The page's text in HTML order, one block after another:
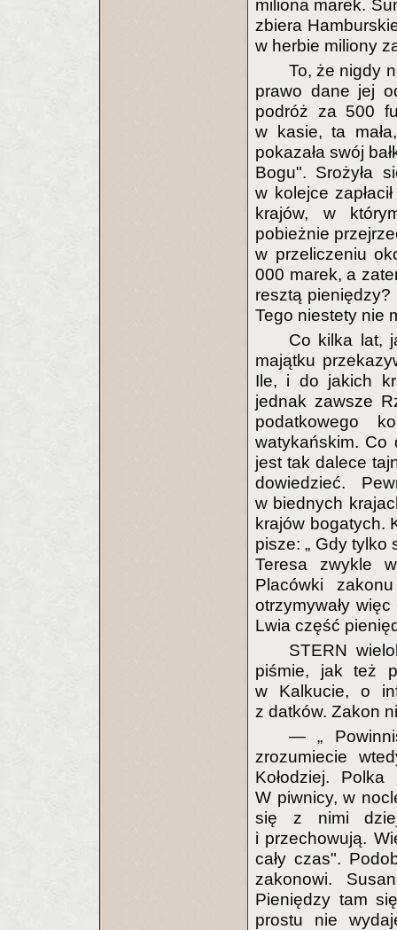
miliona marek.
zbiera
w herbie miliony
To, że nigdy
prawo dane jej
podróż za 500
w kasie, ta
pokazała swój
Bogu". Srożyła
w kolejce
krajów, w
pobieżnie
w przeliczeniu
000 marek, a
resztą pieniędzy?
Tego niestety nie
Co kilka lat,
majątku
Ile, i do jakich
jednak zawsze
podatkowego
watykańskim. Co
jest tak dalece
dowiedzieć.
w biednych
krajów bogatych.
pisze: „ Gdy tylko
Teresa zwykle
Placówki
otrzymywały
Lwia część
STERN
piśmie, jak też
w Kalkucie, o
z datków. Zakon
— „
zrozumiecie
Kołodziej.
W piwnicy, w
się z nimi
i przechowują.
cały czas".
zakonowi.
Pieniędzy tam
prostu nie